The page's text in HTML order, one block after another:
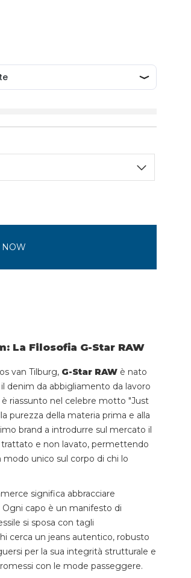
La Filosofia G-Star RAW
van Tilburg, G-Star RAW è nato
denim da abbigliamento da lavoro
riassunto nel celebre motto "Just
purezza della materia prima e alla
brand a introdurre sul mercato il
trattato e non lavato, permettendo
unico sul corpo di chi lo
significa abbracciare
capo è un manifesto di
si sposa con tagli
cerca un jeans autentico, robusto
per la sua integrità strutturale e
con le mode passeggere.